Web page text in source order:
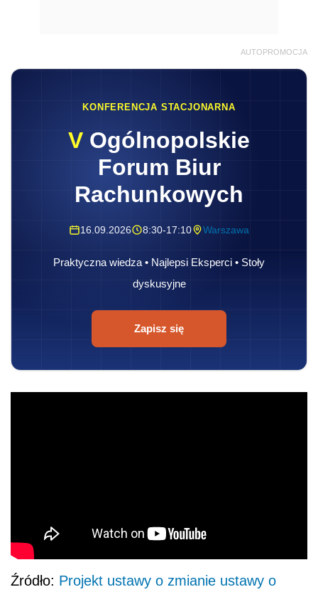
AUTOPROMOCJA
KONFERENCJA STACJONARNA
V Ogólnopolskie
Forum Biur
Rachunkowych
16.09.2026 8:30-17:10 Warszawa
Praktyczna wiedza • Najlepsi Eksperci • Stoły
dyskusyjne
Zapisz się
Źródło: Projekt ustawy o zmianie ustawy o